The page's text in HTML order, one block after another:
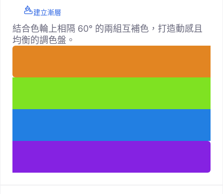
建立漸層
結合色輪上相隔 60° 的兩組互補色，打造動感且
均衡的調色盤。